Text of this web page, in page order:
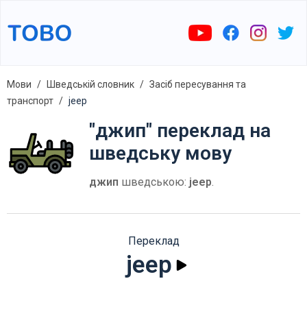
Мови Шведській словник
Засіб пересування та
транспорт
jeep
"джип" переклад на
шведську мову
джип шведською: jeep.
Переклад
jeep